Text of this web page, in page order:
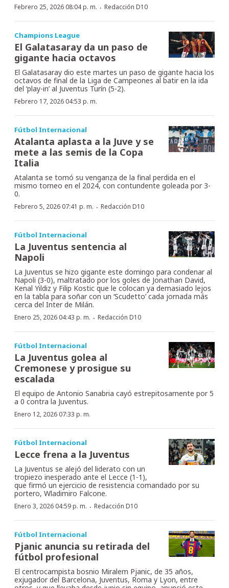
Febrero 25, 2026 08:04 p. m. · Redacción D10
Champions League
El Galatasaray da un paso de
gigante hacia octavos
El Galatasaray dio este martes un paso de gigante hacia los
octavos de final de la Liga de Campeones al batir en la ida
del ‘play-in’ al Juventus Turín (5-2).
Febrero 17, 2026 04:53 p. m.
Fútbol Internacional
Atalanta aplasta a la Juve y se
mete a las semis de la Copa
Italia
Atalanta se tomó su venganza de la final perdida en el
mismo torneo en el 2024, con contundente goleada por 3-
0.
Febrero 5, 2026 07:41 p. m. · Redacción D10
Fútbol Internacional
La Juventus sentencia al
Napoli
La Juventus se hizo gigante este domingo para condenar al
Napoli (3-0), maltratado por los goles de Jonathan David,
Kenal Yildiz y Filip Kostic que le colocan ya demasiado lejos
en la tabla para soñar con un ‘Scudetto’ cada jornada más
cerca del Inter de Milán.
Enero 25, 2026 04:43 p. m. · Redacción D10
Fútbol Internacional
La Juventus golea al
Cremonese y prosigue su
escalada
El equipo de Antonio Sanabria cayó estrepitosamente por 5
a 0 contra la Juventus.
Enero 12, 2026 07:33 p. m.
Fútbol Internacional
Lecce frena a la Juventus
La Juventus se alejó del liderato con un
tropiezo inesperado ante el Lecce (1-1),
que firmó un ejercicio de resistencia comandado por su
portero, Wladimiro Falcone.
Enero 3, 2026 04:59 p. m. · Redacción D10
Fútbol Internacional
Pjanic anuncia su retirada del
fútbol profesional
El centrocampista bosnio Miralem Pjanic, de 35 años,
exjugador del Barcelona, Juventus, Roma y Lyon, entre